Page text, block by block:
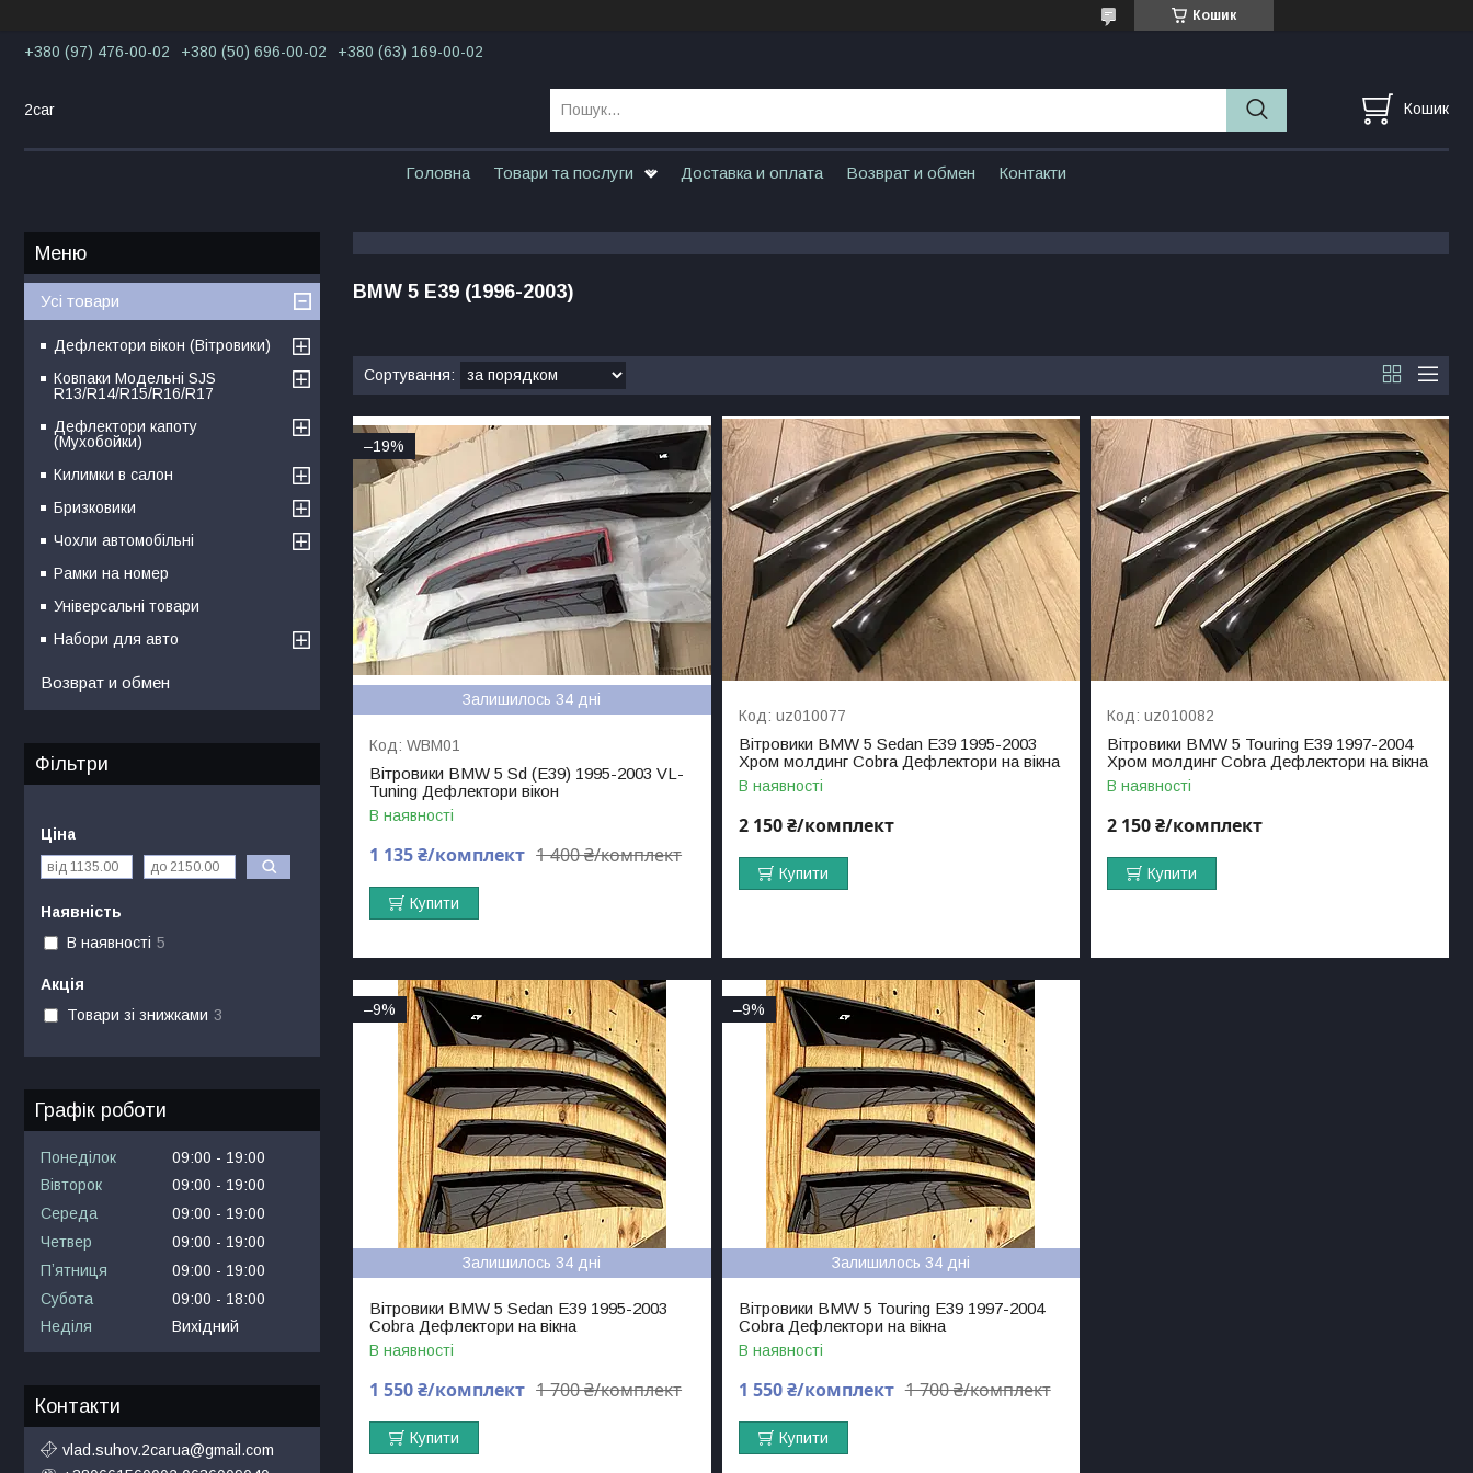
Кошик
+380 (97) 476-00-02 +380 (50) 696-00-02 +380 (63) 169-00-02
2car Кошик
Головна Товари та послуги Доставка и оплата Возврат и обмен Контакти
BMW 5 E39 (1996-2003)
–19%
Залишилось 34 дні
WBM01
Вітровики BMW 5 Sd (E39) 1995-2003 VL-
Tuning Дефлектори вікон
В наявності
1 400 ₴/комплект
1 135 ₴/комплект
Купити
uz010077
Вітровики BMW 5 Sedan E39 1995-2003
Хром молдинг Cobra Дефлектори на вікна
В наявності
2 150 ₴/комплект
Купити
uz010082
Вітровики BMW 5 Touring E39 1997-2004
Хром молдинг Cobra Дефлектори на вікна
В наявності
2 150 ₴/комплект
Купити
–9%
Залишилось 34 дні
Вітровики BMW 5 Sedan E39 1995-2003
Cobra Дефлектори на вікна
В наявності
1 700 ₴/комплект
1 550 ₴/комплект
Купити
–9%
Залишилось 34 дні
Вітровики BMW 5 Touring E39 1997-2004
Cobra Дефлектори на вікна
В наявності
1 700 ₴/комплект
1 550 ₴/комплект
Купити
Усі товари
Дефлектори вікон (Вітровики)
Ковпаки Модельні SJS
R13/R14/R15/R16/R17
Дефлектори капоту
(Мухобойки)
Килимки в салон
Бризковики
Чохли автомобільні
Рамки на номер
Універсальні товари
Набори для авто
Возврат и обмен
Фільтри
Ціна
Наявність
В наявності 5
Акція
Товари зі знижками 3
Графік роботи
Понеділок 09:00
19:00
Вівторок
09:00
19:00
Середа
09:00
19:00
Четвер
09:00
19:00
Пʼятниця
09:00
19:00
Субота
09:00
18:00
Неділя
Вихідний
Контакти
vlad.suhov.2carua@gmail.com